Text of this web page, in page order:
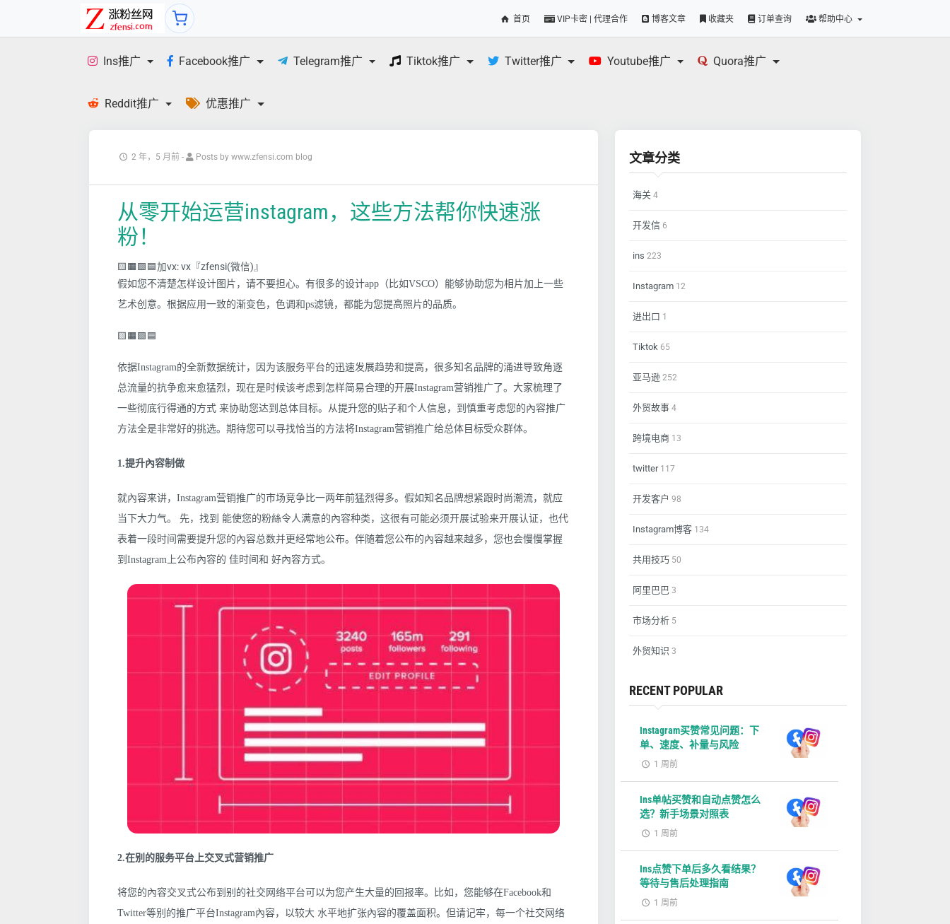
首页 VIP卡密 | 代理合作 博客文章 收藏夹 订单查询 帮助中心
Ins推广 Facebook推广 Telegram推广 Tiktok推广 Twitter推广 Youtube推广 Quora推广
Reddit推广 优惠推广
2 年，5 月前 - Posts by www.zfensi.com blog
从零开始运营instagram，这些方法帮你快速涨
粉！
🟨🟧🟩🟦加vx: vx『zfensi(微信)』
假如您不清楚怎样设计图片，请不要担心。有很多的设计app（比如VSCO）能够协助您为相片加上一些
艺术创意。根据应用一致的渐变色，色调和ps滤镜，都能为您提高照片的品质。
🟨🟧🟩🟦
依据Instagram的全新数据统计，因为该服务平台的迅速发展趋势和提高，很多知名品牌的涌进导致角逐
总流量的抗争愈来愈猛烈，现在是时候该考虑到怎样简易合理的开展Instagram营销推广了。大家梳理了
一些彻底行得通的方式 来协助您达到总体目标。从提升您的贴子和个人信息，到慎重考虑您的內容推广
方法全是非常好的挑选。期待您可以寻找恰当的方法将Instagram营销推广给总体目标受众群体。
1.提升內容制做
就內容来讲，Instagram营销推广的市场竞争比一两年前猛烈得多。假如知名品牌想紧跟时尚潮流，就应
当下大力气。 先，找到 能使您的粉絲令人满意的內容种类，这很有可能必须开展试验来开展认证，也代
表着一段时间需要提升您的內容总数并更经常地公布。伴随着您公布的內容越来越多，您也会慢慢掌握
到Instagram上公布內容的 佳时间和 好內容方式。
2.在别的服务平台上交叉式营销推广
将您的內容交叉式公布到别的社交网络平台可以为您产生大量的回报率。比如，您能够在Facebook和
Twitter等别的推广平台Instagram內容，以较大 水平地扩张內容的覆盖面积。但请记牢，每一个社交网络
文章分类
海关 4
开发信 6
ins 223
Instagram 12
进出口 1
Tiktok 65
亚马逊 252
外贸故事 4
跨境电商 13
twitter117
开发客户 98
Instagram博客 134
共用技巧 50
阿里巴巴 3
市场分析 5
外贸知识 3
RECENT POPULAR
Instagram买赞常见问题：下
单、速度、补量与风险
1 周前
Ins单帖买赞和自动点赞怎么
选？新手场景对照表
1 周前
Ins点赞下单后多久看结果？
等待与售后处理指南
1 周前